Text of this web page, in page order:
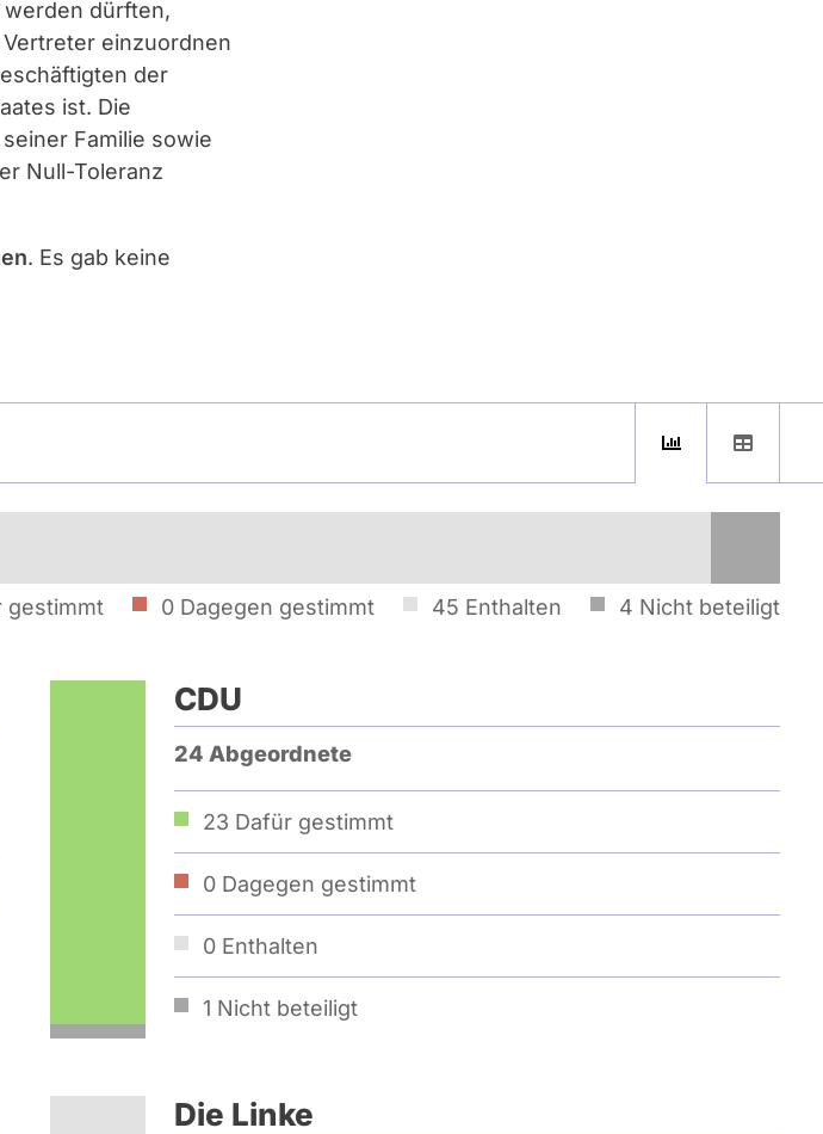
werden dürften,
einzuordnen
der
ist. Die
Familie sowie
Null-Toleranz
. Es gab keine
gestimmt 0 Dagegen gestimmt 45 Enthalten 4 Nicht beteiligt
CDU
24 Abgeordnete
23 Dafür gestimmt
0 Dagegen gestimmt
0 Enthalten
1 Nicht beteiligt
Die Linke